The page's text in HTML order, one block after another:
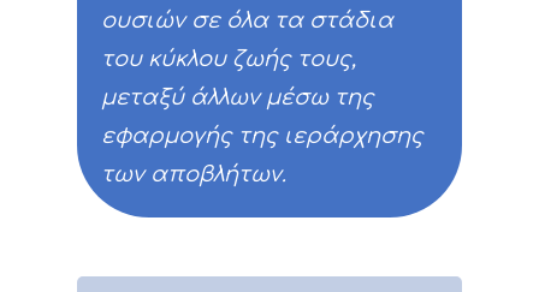
ουσιών σε όλα τα στάδια
του κύκλου ζωής τους,
μεταξύ άλλων μέσω της
εφαρμογής της ιεράρχησης
των αποβλήτων.